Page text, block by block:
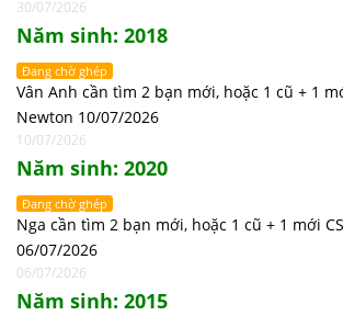
30/07/2026
Năm sinh: 2018
Đang chờ ghép
Vân Anh cần tìm 2 bạn mới, hoặc 1 cũ + 1
Newton 10/07/2026
10/07/2026
Năm sinh: 2020
Đang chờ ghép
Nga cần tìm 2 bạn mới, hoặc 1 cũ + 1 mới
06/07/2026
06/07/2026
Năm sinh: 2015